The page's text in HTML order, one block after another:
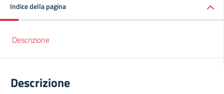
Indice della pagina
Descrizione
Descrizione